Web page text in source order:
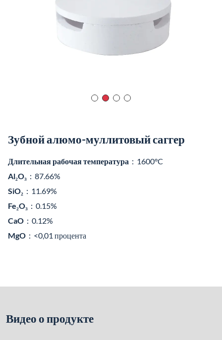
Зубной алюмо-муллитовый саггер
Длительная рабочая температура ：1600°C
Al₂O₃ ：87.66%
SiO₂ ：11.69%
Fe₂O₃ ：0.15%
CaO ：0.12%
MgO ：<0,01 процента
Видео о продукте